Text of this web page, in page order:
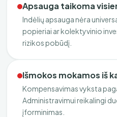
Apsauga taikoma
Indėlių apsauga nėra
popieriai ar kolektyvinio
rizikos pobūdį.
Išmokos mokamos iš
Kompensavimas vyksta
Administravimui reikalingi
įforminimas.